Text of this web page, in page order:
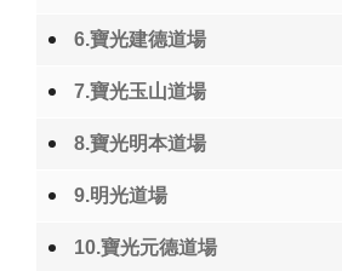
6.寶光建德道場
7.寶光玉山道場
8.寶光明本道場
9.明光道場
10.寶光元德道場